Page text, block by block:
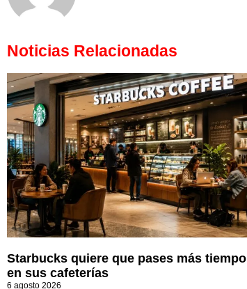
Noticias Relacionadas
Starbucks quiere que pases más tiempo
en sus cafeterías
6 agosto 2026